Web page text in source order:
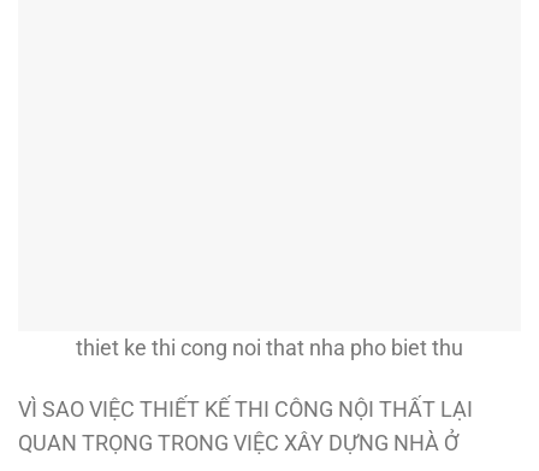
thiet ke thi cong noi that nha pho biet thu
VÌ SAO VIỆC THIẾT KẾ THI CÔNG NỘI THẤT LẠI
QUAN TRỌNG TRONG VIỆC XÂY DỰNG NHÀ Ở